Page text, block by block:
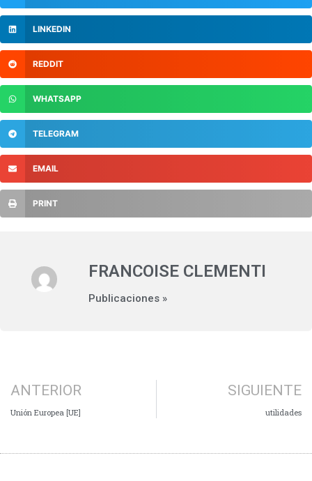
LINKEDIN
REDDIT
WHATSAPP
TELEGRAM
EMAIL
PRINT
FRANCOISE CLEMENTI
Publicaciones »
ANTERIOR
Unión Europea [UE]
SIGUIENTE
utilidades